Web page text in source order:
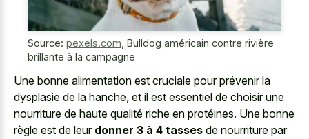
Source: pexels.com Bulldog américain contre rivière
brillante à la campagne
Une bonne alimentation est cruciale pour prévenir la
dysplasie de la hanche, et il est essentiel de choisir une
nourriture de haute qualité riche en protéines. Une bonne
règle est de leur donner 3 à 4 tasses de nourriture par